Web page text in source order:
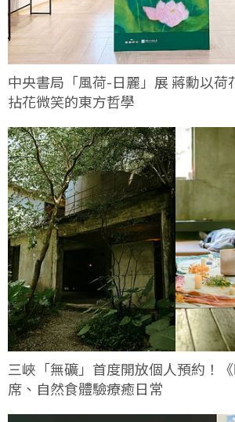
中央書局「風荷-日麗」展 蔣勳以荷
拈花微笑的東方哲學
三峽「無礦」首度開放個人預約！
席、自然食體驗療癒日常